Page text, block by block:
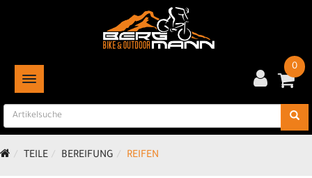
TOGGLE NAVIGATION
0
TEILE BEREIFUNG REIFEN